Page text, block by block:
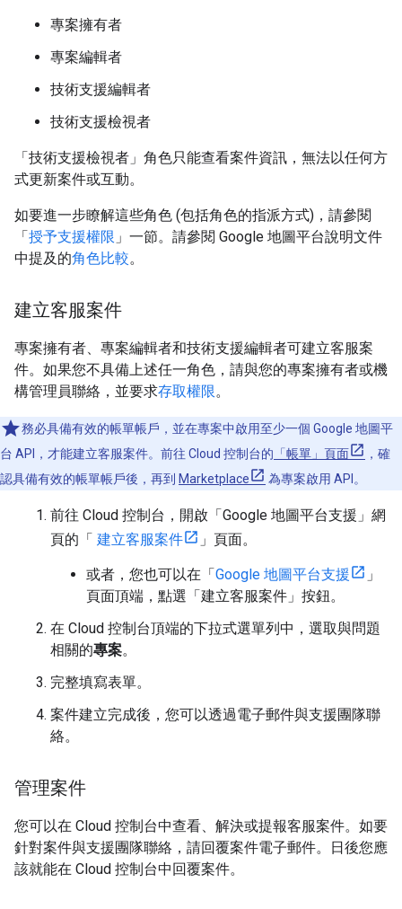
專案擁有者
專案編輯者
技術支援編輯者
技術支援檢視者
「技術支援檢視者」角色只能查看案件資訊，無法以任何方
式更新案件或互動。
如要進一步瞭解這些角色 (包括角色的指派方式)，請參閱
「授予支援權限 」一節。請參閱 Google 地圖平台說明文件
中提及的角色比較。
建立客服案件
專案擁有者、專案編輯者和技術支援編輯者可建立客服案
件。如果您不具備上述任一角色，請與您的專案擁有者或機
構管理員聯絡，並要求存取權限。
務必具備有效的帳單帳戶，並在專案中啟用至少一個 Google 地圖平
台 API，才能建立客服案件。前往 Cloud 控制台的 「帳單」頁面
，確
認具備有效的帳單帳戶後，再到 Marketplace 為專案啟用 API。
前往 Cloud 控制台，開啟「Google 地圖平台支援」網
頁的「 建立客服案件 」頁面。
或者，您也可以在「Google 地圖平台支援
」
頁面頂端，點選「建立客服案件」按鈕。
在 Cloud 控制台頂端的下拉式選單列中，選取與問題
相關的專案。
完整填寫表單。
案件建立完成後，您可以透過電子郵件與支援團隊聯
絡。
管理案件
您可以在 Cloud 控制台中查看、解決或提報客服案件。如要
針對案件與支援團隊聯絡，請回覆案件電子郵件。日後您應
該就能在 Cloud 控制台中回覆案件。